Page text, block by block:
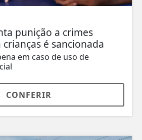
punição a crimes
é sancionada
em caso de uso de
CONFERIR